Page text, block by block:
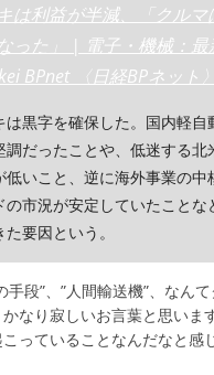
は利益が半減、「クルマ
った」 | 電子・機械：最
BPnet 〈日経BPネット〉
は黒字を確保した。国内軽自
調だったことや、低迷する北
低いこと、逆に海外事業の中
の市況が安定していたことな
要因という。
手段”、”人間輸送機”、なん
なり寂しいお言葉と思いま
っていることなんだなと感